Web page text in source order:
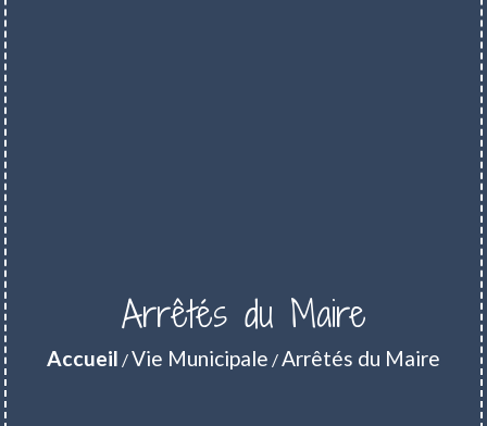
Arrêtés du Maire
Accueil /Vie Municipale /Arrêtés du Maire